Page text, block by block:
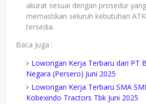
akurat sesuai dengan prosedur
memastikan seluruh kebutuhan
tersedia.
Baca Juga :
Lowongan Kerja Terbaru dari PT
Negara (Persero) Juni 2025
Lowongan Kerja Terbaru SMA
Kobexindo Tractors Tbk Juni 2025